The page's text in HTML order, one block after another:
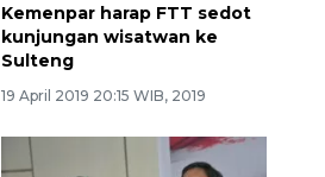
Kemenpar harap FTT sedot
kunjungan wisatwan ke
Sulteng
19 April 2019 20:15 WIB, 2019